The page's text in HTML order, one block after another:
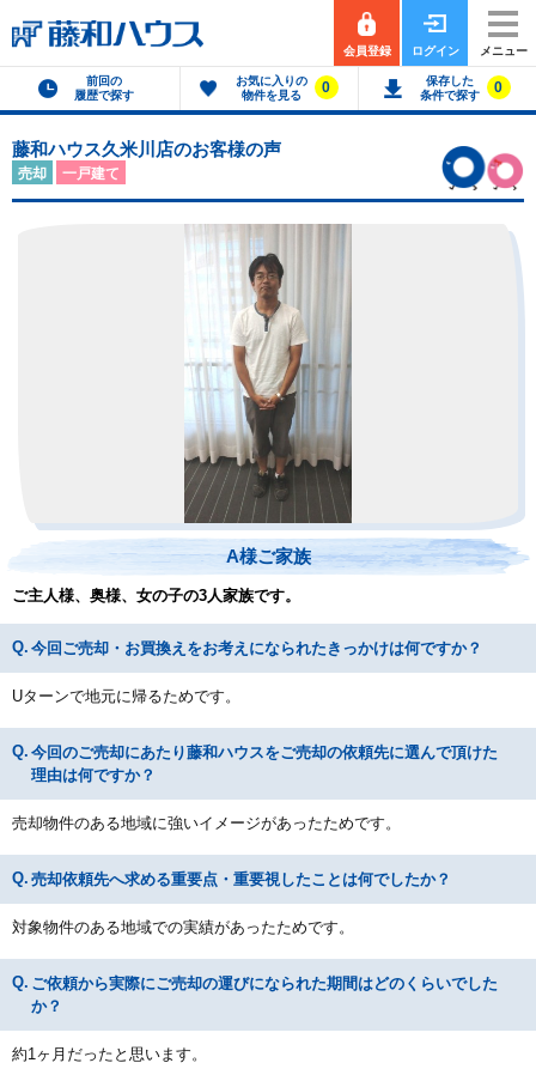
会員登録 ログイン メニュー
前回の
履歴で探す
お気に入りの
物件を見る
0
保存した
条件で探す
0
藤和ハウス久米川店のお客様の声
売却 一戸建て
A様ご家族
ご主人様、奥様、女の子の3人家族です。
今回ご売却・お買換えをお考えになられたきっかけは何ですか？
Uターンで地元に帰るためです。
今回のご売却にあたり藤和ハウスをご売却の依頼先に選んで頂けた
理由は何ですか？
売却物件のある地域に強いイメージがあったためです。
売却依頼先へ求める重要点・重要視したことは何でしたか？
対象物件のある地域での実績があったためです。
ご依頼から実際にご売却の運びになられた期間はどのくらいでした
か？
約1ヶ月だったと思います。